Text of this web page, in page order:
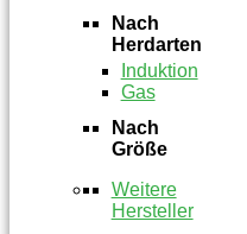
Nach
Herdarten
Induktion
Gas
Nach
Größe
Weitere
Hersteller